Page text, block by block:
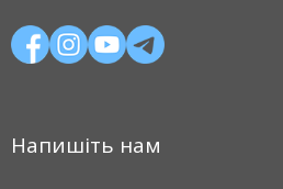
Напишіть нам